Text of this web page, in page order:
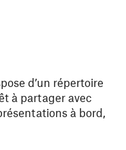
d’un répertoire
à partager avec
à bord,